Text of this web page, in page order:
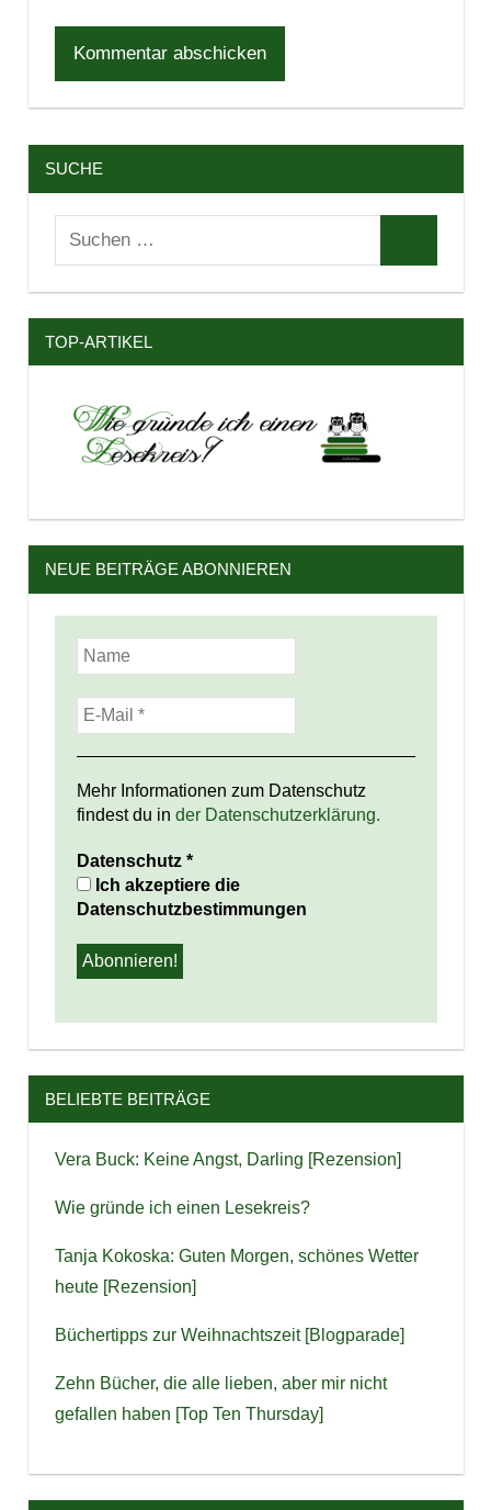
SUCHE
Suchen
TOP-ARTIKEL
NEUE BEITRÄGE ABONNIEREN
Mehr Informationen zum Datenschutz
findest du in der Datenschutzerklärung.
Datenschutz *
Ich akzeptiere die
Datenschutzbestimmungen
BELIEBTE BEITRÄGE
Vera Buck: Keine Angst, Darling [Rezension]
Wie gründe ich einen Lesekreis?
Tanja Kokoska: Guten Morgen, schönes Wetter
heute [Rezension]
Büchertipps zur Weihnachtszeit [Blogparade]
Zehn Bücher, die alle lieben, aber mir nicht
gefallen haben [Top Ten Thursday]